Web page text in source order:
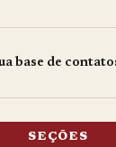
base de
SEÇÕES